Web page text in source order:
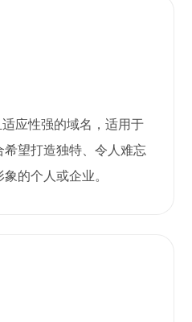
应性强的域名，适用于
望打造独特、令人难忘
的个人或企业。